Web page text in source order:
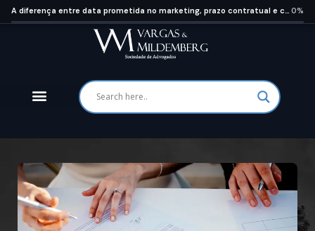
A diferença entre data prometida no marketing, prazo contratual e cláusula de tolerância de 180 dias 0%